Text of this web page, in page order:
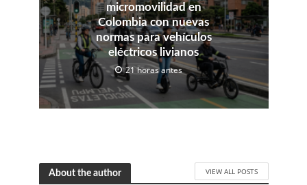
micromovilidad en
Colombia con nuevas
normas para vehículos
eléctricos livianos
21 horas antes
About the author VIEW ALL POSTS